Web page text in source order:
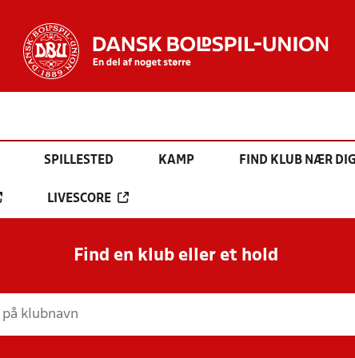
SPILLESTED KAMP FIND KLUB NÆR
LIVESCORE
Find en klub eller et hold